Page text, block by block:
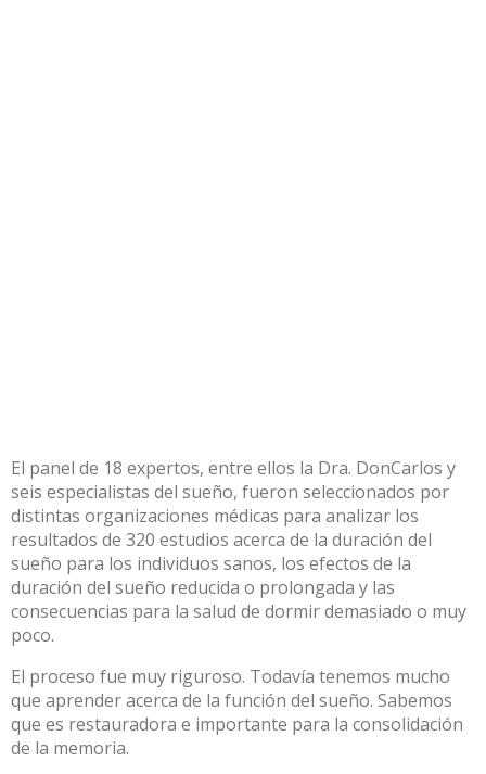
El panel de 18 expertos, entre ellos la Dra. DonCarlos y
seis especialistas del sueño, fueron seleccionados por
distintas organizaciones médicas para analizar los
resultados de 320 estudios acerca de la duración del
sueño para los individuos sanos, los efectos de la
duración del sueño reducida o prolongada y las
consecuencias para la salud de dormir demasiado o muy
poco.
El proceso fue muy riguroso. Todavía tenemos mucho
que aprender acerca de la función del sueño. Sabemos
que es restauradora e importante para la consolidación
de la memoria.